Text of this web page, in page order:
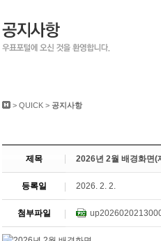
> QUICK > 공지사항
제목 2026년 2월 배경화면(
등록일 2026. 2. 2.
첨부파일